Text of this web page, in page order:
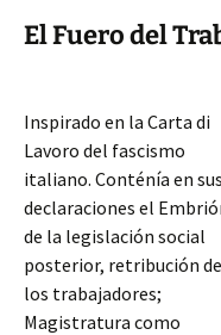
El Fuero del
Inspirado en la Carta di
Lavoro del fascismo
italiano. Conténía en
declaraciones el
de la legislación social
posterior, retribución de
los trabajadores;
Magistratura como